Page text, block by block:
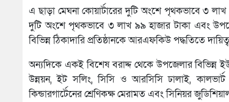
এ ছাড়া মেঘনা কোয়ার্টারের দুটি অংশে পৃথকভাবে ৩
দুটি অংশে পৃথকভাবে ৩ লাখ ৯৯ হাজার টাকা এবং
বিভিন্ন ঠিকাদারি প্রতিষ্ঠানকে আরএফকিউ পদ্ধতিতে
অন্যদিকে একই বিশেষ বরাদ্দ থেকে উপজেলার বিভিন্ন
উন্নয়ন, ইট সলিং, সিসি ও আরসিসি ঢালাই, কালভার্ট
কিন্ডারগার্টেনের শ্রেণিকক্ষ মেরামত এবং সিনিয়র